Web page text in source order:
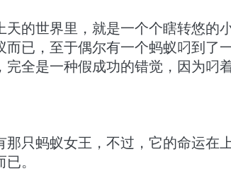
的世界里，就是一个个瞎转悠的
而已，至于偶尔有一个蚂蚁叼到了
完全是一种假成功的错觉，因为叼
那只蚂蚁女王，不过，它的命运在
。